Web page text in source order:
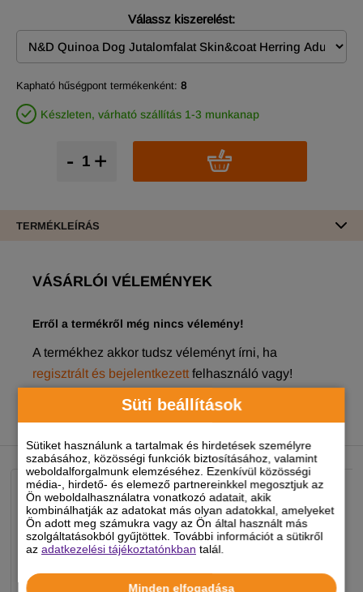
Süti beállítások
Sütiket használunk a tartalmak és hirdetések személyre
szabásához, közösségi funkciók biztosításához, valamint
weboldalforgalmunk elemzéséhez. Ezenkívül közösségi
média-, hirdető- és elemező partnereinkkel megosztjuk az
Ön weboldalhasználatra vonatkozó adatait, akik
kombinálhatják az adatokat más olyan adatokkal, amelyeket
Ön adott meg számukra vagy az Ön által használt más
szolgáltatásokból gyűjtöttek. További információt a sütikről
azadatkezelési tájékoztatónkban talál.
Minden elfogadása
Válassz kiszerelést:
Kapható hűségpont termékenként: 8
Készleten, várható szállítás 1-3 munkanap
+
-
TERMÉKLEÍRÁS
VÁSÁRLÓI VÉLEMÉNYEK
Erről a termékről még nincs vélemény!
A termékhez akkor tudsz véleményt írni, ha
regisztrált és bejelentkezett felhasználó vagy!
NEKED AJÁNLJUK